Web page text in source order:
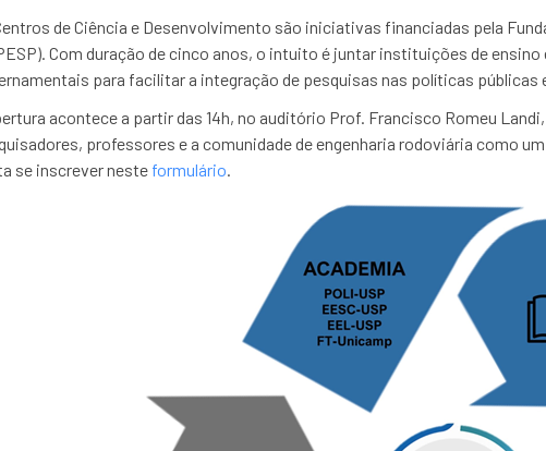
de Ciência e Desenvolvimento são iniciativas financiadas pela
Com duração de cinco anos, o intuito é juntar instituições de
para facilitar a integração de pesquisas nas políticas públicas
acontece a partir das 14h, no auditório Prof. Francisco Romeu
professores e a comunidade de engenharia rodoviária como
se inscrever neste formulário.